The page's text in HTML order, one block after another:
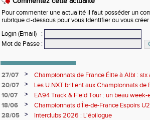
Pour commenter une actualité il faut posséder un
rubrique ci-dessous pour vous identifier ou vous
Login (Email)
:
Mot de Passe :
27/07 >
Championnats de France Élite à Albi :
rendez-vous de l'élite nationale
20/07 >
Les U.NXT brillent aux Championnats de
une pluie de performances
10/07 >
EA94 Track & Field Tour : un beau
18/06
>
Championnats d’Île-de-France Espoirs
28/05
>
Interclubs 2026 : L'épilogue